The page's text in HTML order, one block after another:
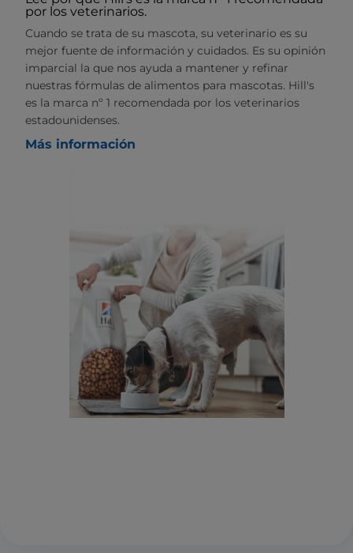
por los veterinarios.
Cuando se trata de su mascota, su veterinario es su
mejor fuente de información y cuidados. Es su opinión
imparcial la que nos ayuda a mantener y refinar
nuestras fórmulas de alimentos para mascotas. Hill's
es la marca nº 1 recomendada por los veterinarios
estadounidenses.
Más información